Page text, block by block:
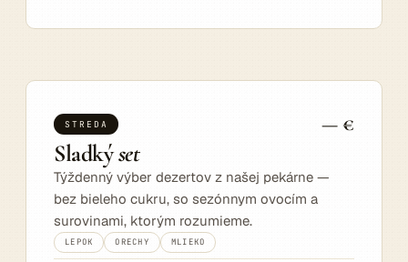
STREDA — €
Sladkýset
Týždenný výber dezertov z našej pekárne —
bez bieleho cukru, so sezónnym ovocím a
surovinami, ktorým rozumieme.
LEPOK ORECHY MLIEKO